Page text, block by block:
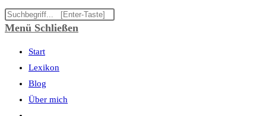
Suche
umschalten
Diese
Website
Menü Schließen
Start
Lexikon
Blog
Über mich